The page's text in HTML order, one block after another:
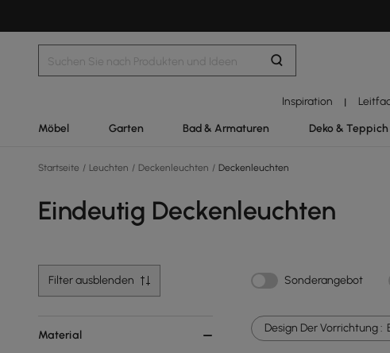
Inspiration |
Möbel Garten Bad & Armaturen Deko & Teppich
Startseite / Leuchten / Deckenleuchten / Deckenleuchten
Eindeutig Deckenleuchten
Filter ausblenden Sonderangebot
Material
Design Der Vorrichtung :